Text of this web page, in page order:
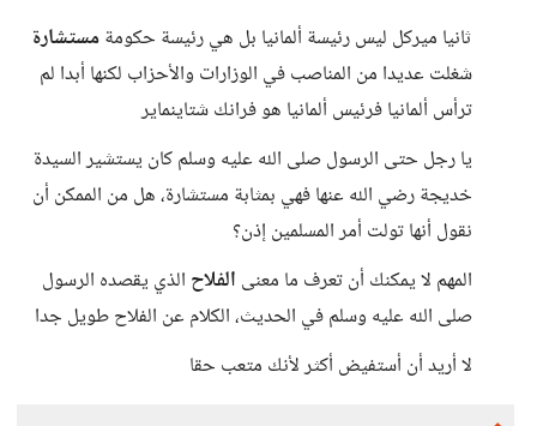
ثانيا ميركل ليس رئيسة ألمانيا بل هي رئيسة حكومةمستشارة
شغلت عديدا من المناصب في الوزارات والأحزاب لكنها أبدا لم
ترأس ألمانيا فرئيس ألمانيا هو فرانك شتاينماير
يا رجل حتى الرسول صلى الله عليه وسلم كان يستشير السيدة
خديجة رضي الله عنها فهي بمثابة مستشارة، هل من الممكن أن
نقول أنها تولت أمر المسلمين إذن؟
المهم لا يمكنك أن تعرف ما معنى الفلاح الذي يقصده الرسول
صلى الله عليه وسلم في الحديث، الكلام عن الفلاح طويل جدا
لا أريد أن أستفيض أكثر لأنك متعب حقا